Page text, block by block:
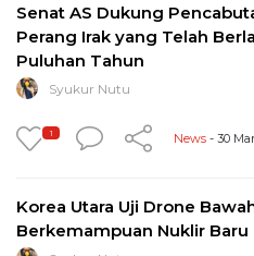
Senat AS Dukung
Perang Irak yang Telah
Puluhan Tahun
Syukur Nutu
1 News - 30
Korea Utara Uji Drone
Berkemampuan Nuklir Baru